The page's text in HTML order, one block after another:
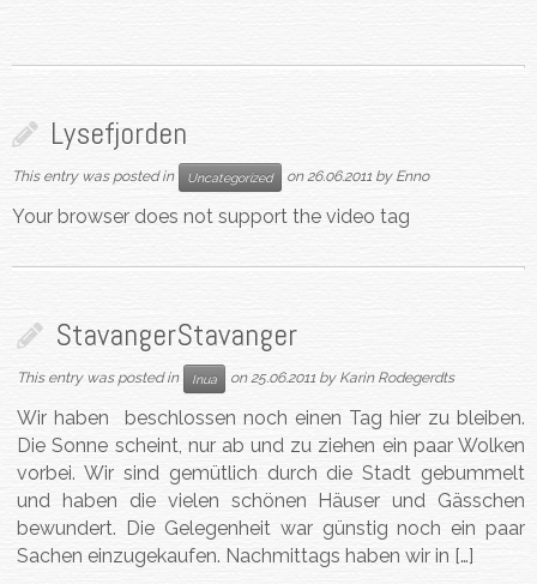
Lysefjorden
This entry was posted in Uncategorized on 26.06.2011 by Enno
Your browser does not support the video tag
StavangerStavanger
This entry was posted in Inua on 25.06.2011 by Karin Rodegerdts
Wir haben beschlossen noch einen Tag hier zu bleiben.
Die Sonne scheint, nur ab und zu ziehen ein paar Wolken
vorbei. Wir sind gemütlich durch die Stadt gebummelt
und haben die vielen schönen Häuser und Gässchen
bewundert. Die Gelegenheit war günstig noch ein paar
Sachen einzugekaufen. Nachmittags haben wir in […]